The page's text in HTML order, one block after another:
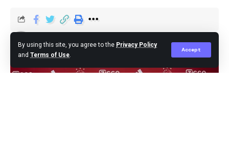
By using this site, you agree to the Privacy Policy
and Terms of Use.
Accept
Editor Published January 20, 2024